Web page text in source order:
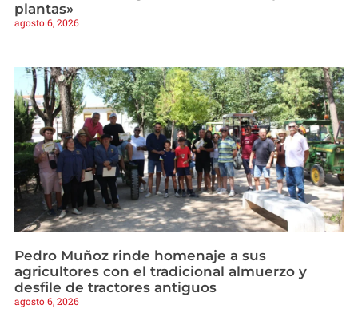
plantas»
agosto 6, 2026
Pedro Muñoz rinde homenaje a sus
agricultores con el tradicional almuerzo y
desfile de tractores antiguos
agosto 6, 2026